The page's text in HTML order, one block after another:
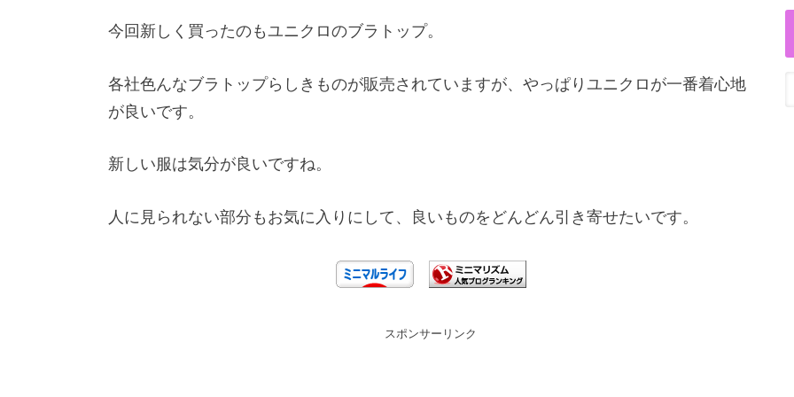
今回新しく買ったのもユニクロのブラトップ。
各社色んなブラトップらしきものが販売されていますが、やっぱりユニクロが一番着心地
が良いです。
新しい服は気分が良いですね。
人に見られない部分もお気に入りにして、良いものをどんどん引き寄せたいです。
スポンサーリンク